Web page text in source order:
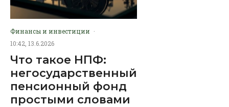
Финансы и инвестиции ·
10:42, 13.6.2026
Что такое НПФ:
негосударственный
пенсионный фонд
простыми словами